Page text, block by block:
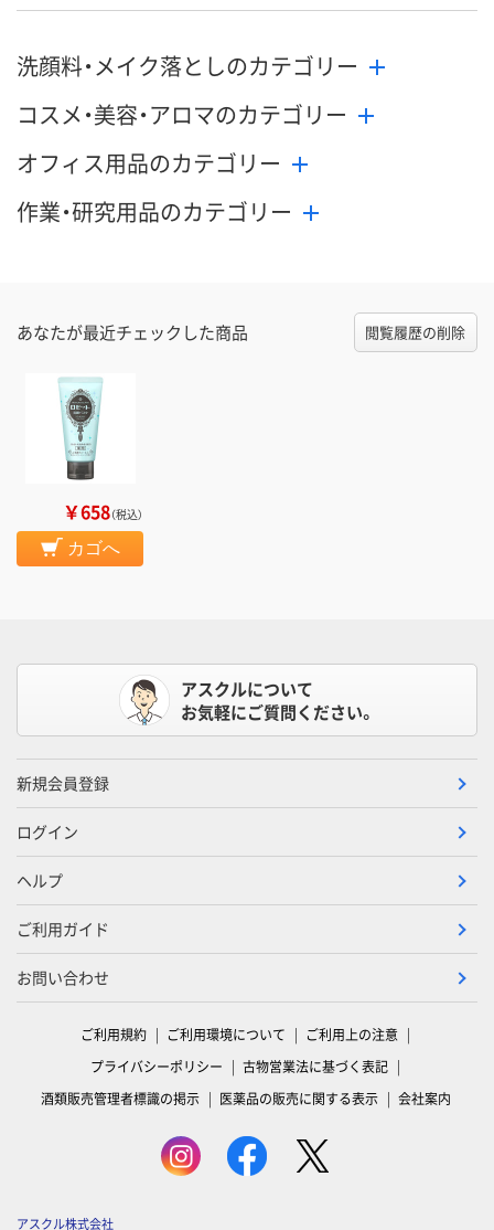
洗顔料・メイク落としのカテゴリー
コスメ・美容・アロマのカテゴリー
オフィス用品のカテゴリー
作業・研究用品のカテゴリー
あなたが最近チェックした商品 閲覧履歴の削除
￥658（税込）
カゴへ
アスクルについて
お気軽にご質問ください。
新規会員登録
ログイン
ヘルプ
ご利用ガイド
お問い合わせ
ご利用規約 ご利用環境について
ご利用上の注意
プライバシーポリシー
古物営業法に基づく表記
酒類販売管理者標識の掲示
医薬品の販売に関する表示 会社案内
アスクル株式会社